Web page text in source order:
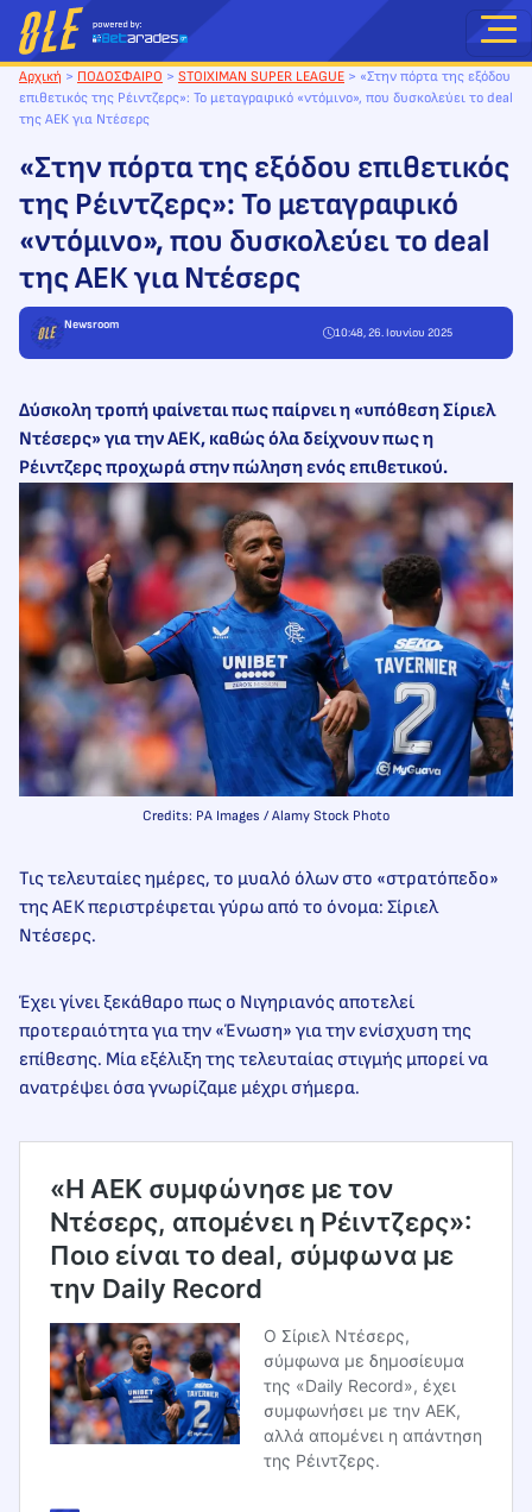
Μετάβαση
στο
περιεχόμενο
Αρχική > ΠΟΔΟΣΦΑΙΡΟ > STOIXIMAN SUPER LEAGUE > «Στην πόρτα της εξόδου
επιθετικός της Ρέιντζερς»: Το μεταγραφικό «ντόμινο», που δυσκολεύει το deal
της ΑΕΚ για Ντέσερς
«Στην πόρτα της εξόδου επιθετικός
της Ρέιντζερς»: Το μεταγραφικό
«ντόμινο», που δυσκολεύει το deal
της ΑΕΚ για Ντέσερς
Newsroom
10:48, 26. Ιουνίου 2025
Δύσκολη τροπή φαίνεται πως παίρνει η «υπόθεση Σίριελ
Ντέσερς» για την ΑΕΚ, καθώς όλα δείχνουν πως η
Ρέιντζερς προχωρά στην πώληση ενός επιθετικού.
Credits: PA Images / Alamy Stock Photo
Τις τελευταίες ημέρες, το μυαλό όλων στο «στρατόπεδο»
της ΑΕΚ περιστρέφεται γύρω από το όνομα: Σίριελ
Ντέσερς.
Έχει γίνει ξεκάθαρο πως ο Νιγηριανός αποτελεί
προτεραιότητα για την «Ένωση» για την ενίσχυση της
επίθεσης. Μία εξέλιξη της τελευταίας στιγμής μπορεί να
ανατρέψει όσα γνωρίζαμε μέχρι σήμερα.
«H AEK συμφώνησε με τον
Ντέσερς, απομένει η Ρέιντζερς»:
Ποιο είναι το deal, σύμφωνα με
την Daily Record
Ο Σίριελ Ντέσερς,
σύμφωνα με δημοσίευμα
της «Daily Record», έχει
συμφωνήσει με την ΑΕΚ,
αλλά απομένει η απάντηση
της Ρέιντζερς.